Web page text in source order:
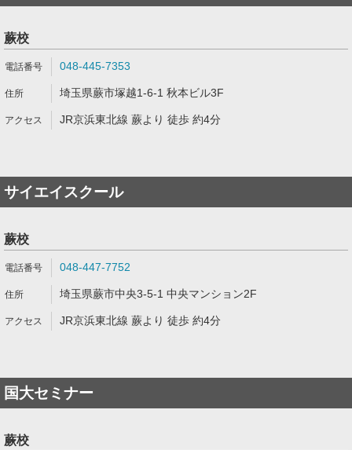
蕨校
048-445-7353
埼玉県蕨市塚越1-6-1 秋本ビル3F
JR京浜東北線 蕨より 徒歩 約4分
サイエイスクール
蕨校
048-447-7752
埼玉県蕨市中央3-5-1 中央マンション2F
JR京浜東北線 蕨より 徒歩 約4分
国大セミナー
蕨校